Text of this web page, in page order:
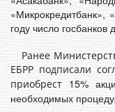
«Микрокредитбанк»,
году число госбанков
Ранее
ЕБРР подписали
приобрест 15%
необходимых